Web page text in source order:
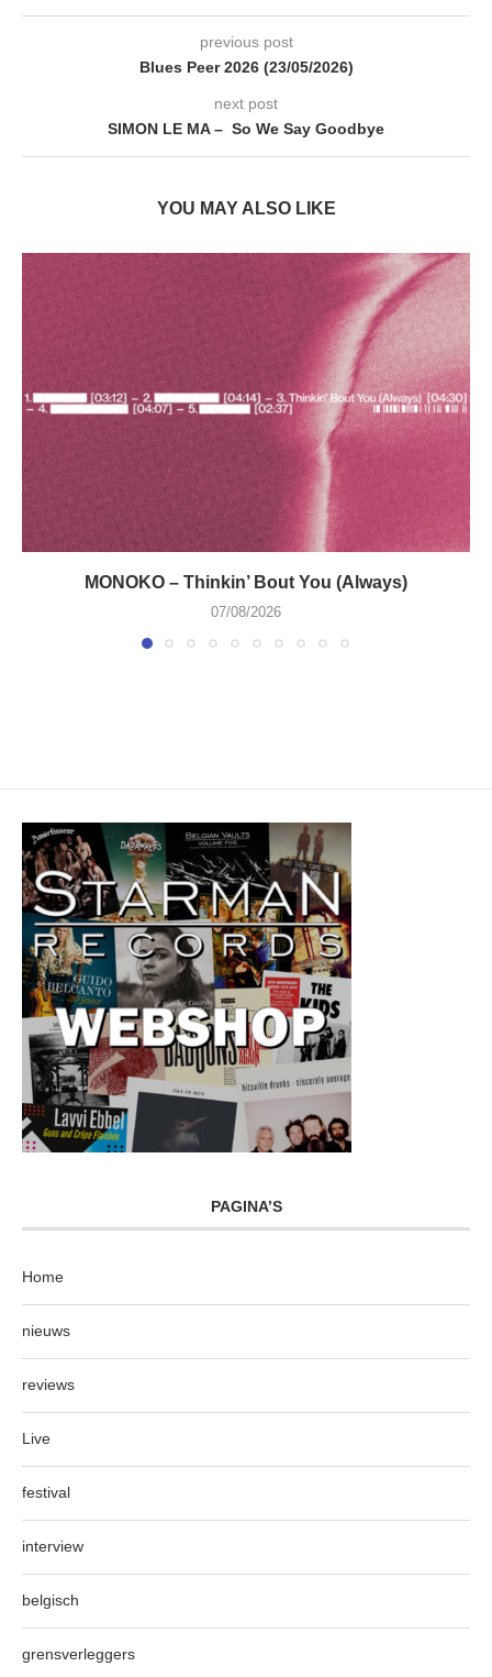
previous post
Blues Peer 2026 (23/05/2026)
next post
SIMON LE MA – So We Say Goodbye
YOU MAY ALSO LIKE
MONOKO – Thinkin’ Bout You (Always)
07/08/2026
PAGINA’S
Home
nieuws
reviews
Live
festival
interview
belgisch
grensverleggers